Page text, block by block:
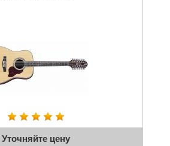
Уточняйте цену